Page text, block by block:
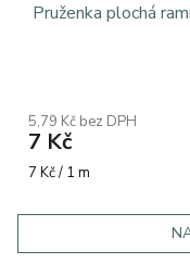
Pruženka plochá
5,79 Kč bez DPH
7 Kč
Měrná
7 Kč / 1 m